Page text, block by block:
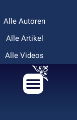
Alle Autoren
Alle Artikel
Alle Videos